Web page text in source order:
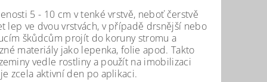
5 - 10 cm v tenké vrstvě, neboť čerstvě
lep ve dvou vrstvách, v případě drsnější nebo
škůdcům projít do koruny stromu a
materiály jako lepenka, folie apod. Takto
vedle rostliny a použít na imobilizaci
zcela aktivní den po aplikaci.